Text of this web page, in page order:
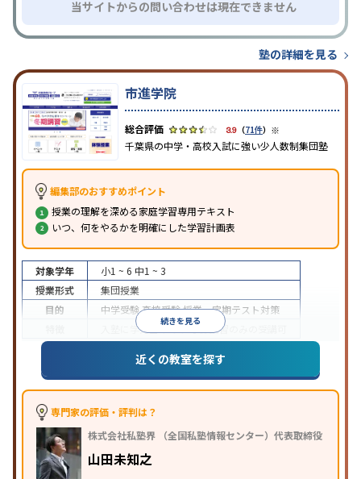
当サイトからの問い合わせは現在できません
塾の詳細を見る
市進学院
3.9 （71件） ※
千葉県の中学・高校入試に強い少人数制集団塾
編集部のおすすめポイント
授業の理解を深める家庭学習専用テキスト
いつ、何をやるかを明確にした学習計画表
続きを見る
対象学年 小1 ~ 6 中1 ~ 3
授業形式
集団授業
目的
中学受験高校受験授業・定期テスト対策
入塾に学力基準あり季節講習のみの受講可
※2023年10月調査。
を参照
近くの教室を探す
専門家の評価・評判は？
株式会社私塾界 （全国私塾情報センター）代表取締役
山田未知之